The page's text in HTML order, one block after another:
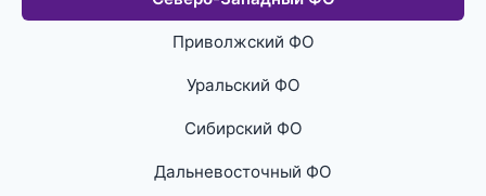
Приволжский ФО
Уральский ФО
Сибирский ФО
Дальневосточный ФО